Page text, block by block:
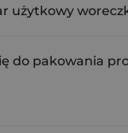
użytkowy
do pakowania